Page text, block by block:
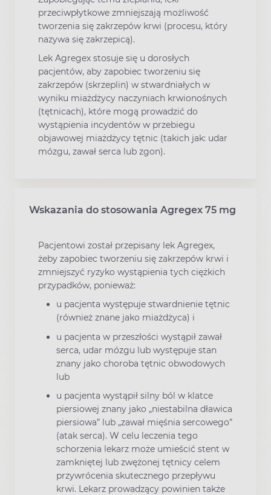
przeciwpłytkowe zmniejszają możliwość
tworzenia się zakrzepów krwi (procesu, który
nazywa się zakrzepicą).
Lek Agregex stosuje się u dorosłych
pacjentów, aby zapobiec tworzeniu się
zakrzepów (skrzeplin) w stwardniałych w
wyniku miażdżycy naczyniach krwionośnych
(tętnicach), które mogą prowadzić do
wystąpienia incydentów w przebiegu
objawowej miażdżycy tętnic (takich jak: udar
mózgu, zawał serca lub zgon).
Wskazania do stosowania Agregex 75 mg
Pacjentowi został przepisany lek Agregex,
żeby zapobiec tworzeniu się zakrzepów krwi i
zmniejszyć ryzyko wystąpienia tych ciężkich
przypadków, ponieważ:
u pacjenta występuje stwardnienie tętnic
(również znane jako miażdżyca) i
u pacjenta w przeszłości wystąpił zawał
serca, udar mózgu lub występuje stan
znany jako choroba tętnic obwodowych
lub
u pacjenta wystąpił silny ból w klatce
piersiowej znany jako „niestabilna dławica
piersiowa” lub „zawał mięśnia sercowego”
(atak serca). W celu leczenia tego
schorzenia lekarz może umieścić stent w
zamkniętej lub zwężonej tętnicy celem
przywrócenia skutecznego przepływu
krwi. Lekarz prowadzący powinien także